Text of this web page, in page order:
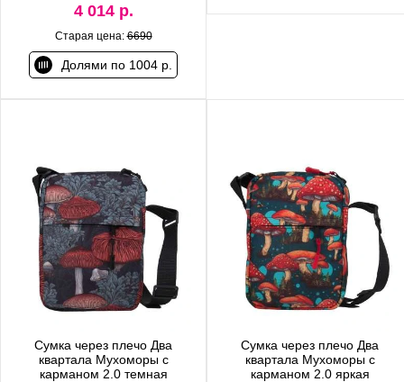
4 014 р.
Старая цена:6690
Долями по 1004 р.
Сумка через плечо Два
квартала Мухоморы с
карманом 2.0 темная
Сумка через плечо Два
квартала Мухоморы с
карманом 2.0 яркая